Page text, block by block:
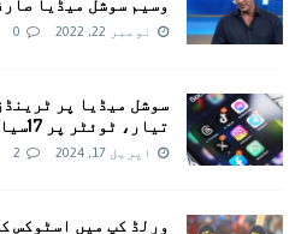
وسیم سوشل میڈیا
نومبر 22, 2022 0
سوشل میڈیا پر
تیار، ٹوئٹر پر 17سیاسی ٹرینڈز حساس قرار
اپریل 17, 2024 2
ورلڈ کپ میں اسٹوکس